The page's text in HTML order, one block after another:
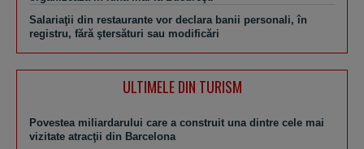
Salariaţii din restaurante vor declara banii personali, în
registru, fără ştersături sau modificări
ULTIMELE DIN TURISM
Povestea miliardarului care a construit una dintre cele mai
vizitate atracţii din Barcelona